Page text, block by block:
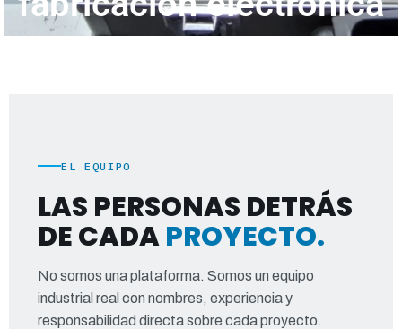
EL EQUIPO
LAS PERSONAS DETRÁS
DE CADAPROYECTO.
No somos una plataforma. Somos un equipo
industrial real con nombres, experiencia y
responsabilidad directa sobre cada proyecto.